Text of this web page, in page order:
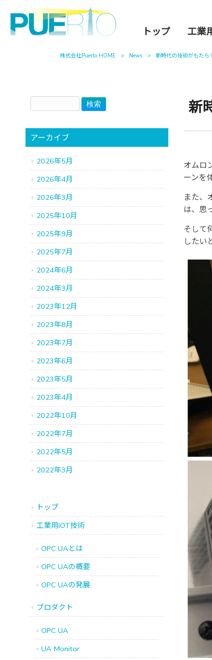
トップ 工業
株式会社Puerto HOME > News > 新時代の技術がもたら
新
オムロ
ーンを
また、
は、思
そして
したい
アーカイブ
2026年5月
2026年4月
2026年3月
2025年10月
2025年9月
2025年7月
2024年6月
2024年3月
2023年12月
2023年8月
2023年7月
2023年6月
2023年5月
2023年4月
2022年10月
2022年7月
2022年5月
2022年3月
トップ
工業用IOT技術
OPC UAとは
OPC UAの概要
OPC UAの発展
プロダクト
OPC UA
UA Monitor